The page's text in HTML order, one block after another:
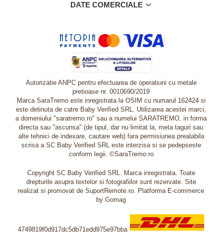
DATE COMERCIALE
Autorizatie ANPC pentru efectuarea de operatiuni cu metale
pretioase nr. 0010690/2019
Marca SaraTremo este inregistrata la OSIM cu numarul 162424 si
este detinuta de catre Baby Verified SRL. Utilizarea acestei marci,
a domeniului "saratremo.ro" sau a numelui SARATREMO, in forma
directa sau "ascunsa" (de tipul, dar nu limitat la, meta taguri sau
alte tehnici de indexare, cautare web) fara permisiunea prealabila
scrisa a SC Baby Verified SRL este interzisa si se pedepseste
conform legii. ©SaraTremo.ro
Copyright SC Baby Verified SRL. Marca inregistrata. Toate
drepturile asupra textelor si fotografiilor sunt rezervate. Site
realizat si promovat de SuportRemote.ro. Platforma E-commerce
by Gomag
4749819f0d917dc5db71edd975e97bba